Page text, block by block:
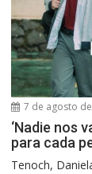
7 de agosto
‘Nadie nos
para cada
Tenoch,